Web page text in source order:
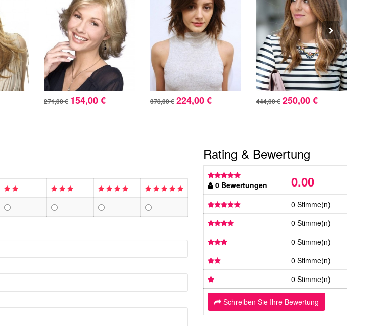
271,00 € 154,00 € 378,00 € 224,00 € 444,00 € 250,00 €
Rating & Bewertung
0 Bewertungen 0.00
0 Stimme(n)
0 Stimme(n)
0 Stimme(n)
0 Stimme(n)
0 Stimme(n)
Schreiben Sie Ihre Bewertung